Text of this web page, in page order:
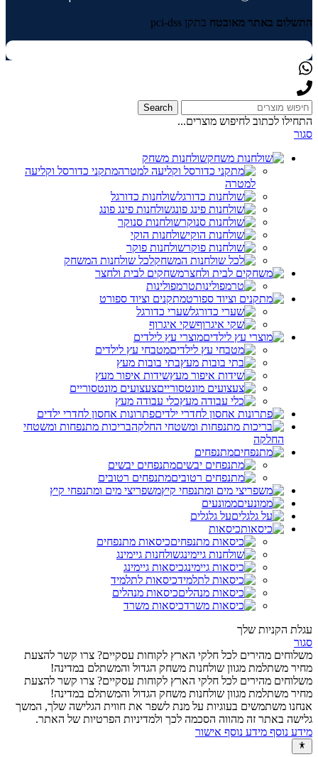
התשלום באתר מאובטח בתקן pci-dss
Search
התחילו לכתוב לחיפוש מוצרים...
סגור
שולחנות משחק
מתקני כדורסל וקליעה
למטרה
שולחנות כדורגל
שולחנות פינג פונג
שולחנות סנוקר
שולחנות הוקי
שולחנות פוקר
לכל שולחנות המשחק
משחקים לבית ולחצר
טרמפולינות
מתקנים וציוד ספורט
שערי כדורגל
שקי איגרוף
מוצרי עץ לילדים
מטבחי עץ לילדים
בתי בובות מעץ
שידות איפור מעץ
צעצועים מונטסוריים
כלי עבודה מעץ
פתרונות אחסון לחדרי ילדים
בריכות מתנפחות ומשטחי
החלקה
מתנפחים
מתנפחים יבשים
מתנפחים רטובים
משפריצי מים ומתנפחי קיץ
ממונעים
על גלגלים
כיסאות
כיסאות מתנפחים
שולחנות גיימינג
כיסאות גיימינג
כיסאות לתלמיד
כיסאות מנהלים
כיסאות משרד
עגלת הקניות שלך
סגור
משלוחים מהירים לכל חלקי הארץ לקוחות עסקיים? צרו קשר להצעת
מחיר משתלמת מגוון שולחנות משחק הגדול והמשתלם במדינה!
משלוחים מהירים לכל חלקי הארץ לקוחות עסקיים? צרו קשר להצעת
מחיר משתלמת מגוון שולחנות משחק הגדול והמשתלם במדינה!
אנחנו משתמשים בעוגיות על מנת לשפר את חווית הגלישה שלך, המשך
גלישה באתר זה מהווה הסכמה לכך ולמדיניות הפרטיות של האתר.
מידע נוסף מידע נוסף אישור